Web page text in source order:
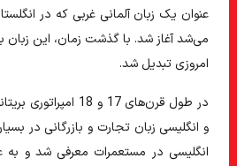
عنوان یک زبان آلمانی غربی که در
می‌شد آغاز شد. با گذشت زمان، این زبان
امروزی تبدیل شد.
در طول قرن‌های 17 و 18
و انگلیسی زبان تجارت و بازرگانی در
انگلیسی در مستعمرات معرفی شد و به